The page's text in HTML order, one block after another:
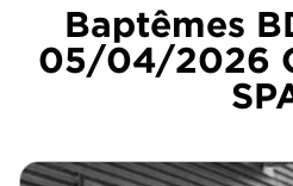
Baptêmes
05/04/2026